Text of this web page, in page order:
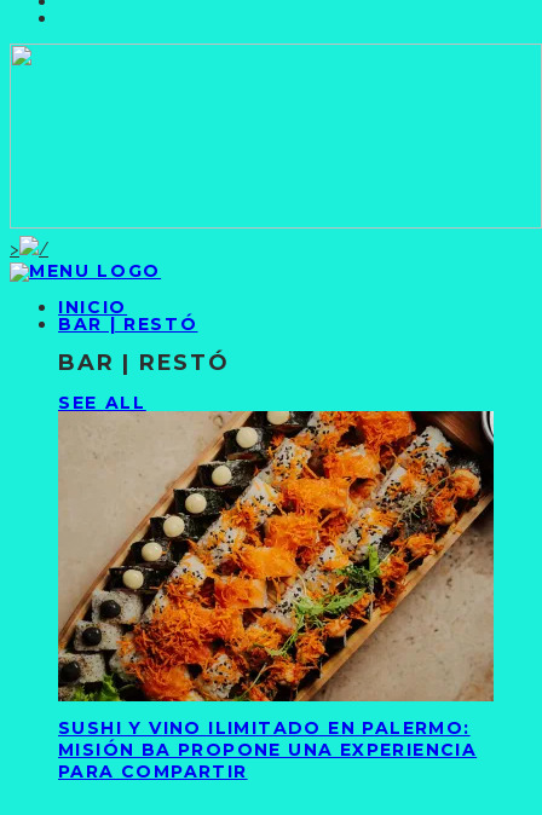
>
INICIO
BAR | RESTÓ
BAR | RESTÓ
SEE ALL
SUSHI Y VINO ILIMITADO EN PALERMO:
MISIÓN BA PROPONE UNA EXPERIENCIA
PARA COMPARTIR